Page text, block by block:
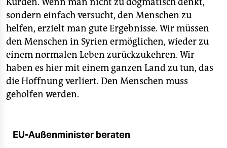
sondern einfach versucht, den Menschen zu
helfen, erzielt man gute Ergebnisse. Wir müssen
den Menschen in Syrien ermöglichen, wieder zu
einem normalen Leben zurückzukehren. Wir
haben es hier mit einem ganzen Land zu tun, das
die Hoffnung verliert. Den Menschen muss
geholfen werden.
EU-Außenminister beraten